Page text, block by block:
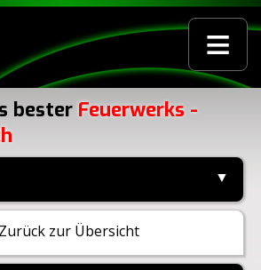
≡
bester Feuerwerks -
▼
zur Übersicht